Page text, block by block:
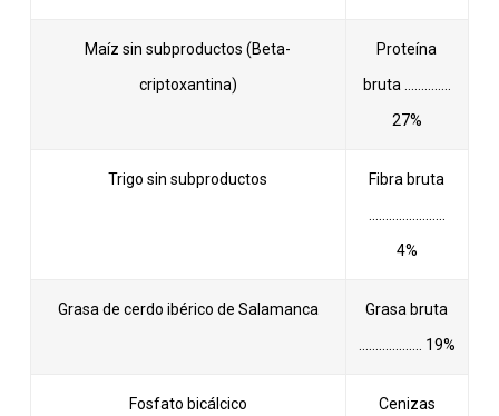
Maíz sin subproductos (Beta-
criptoxantina)
Proteína
bruta …………..
27%
Trigo sin subproductos
Fibra bruta
4%
Grasa de cerdo ibérico de Salamanca
Grasa bruta
………………. 19%
Fosfato bicálcico
Cenizas